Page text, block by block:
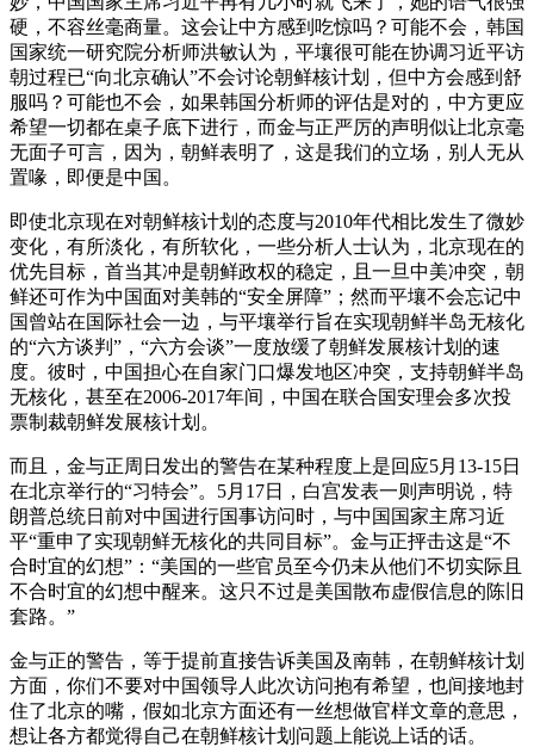
硬，不容丝毫商量。这会让中方感到吃惊吗？可能不会，韩国
国家统一研究院分析师洪敏认为，平壤很可能在协调习近平访
朝过程已“向北京确认”不会讨论朝鲜核计划，但中方会感到舒
服吗？可能也不会，如果韩国分析师的评估是对的，中方更应
希望一切都在桌子底下进行，而金与正严厉的声明似让北京毫
无面子可言，因为，朝鲜表明了，这是我们的立场，别人无从
置喙，即便是中国。
即使北京现在对朝鲜核计划的态度与2010年代相比发生了微妙
变化，有所淡化，有所软化，一些分析人士认为，北京现在的
优先目标，首当其冲是朝鲜政权的稳定，且一旦中美冲突，朝
鲜还可作为中国面对美韩的“安全屏障”；然而平壤不会忘记中
国曾站在国际社会一边，与平壤举行旨在实现朝鲜半岛无核化
的“六方谈判”，“六方会谈”一度放缓了朝鲜发展核计划的速
度。彼时，中国担心在自家门口爆发地区冲突，支持朝鲜半岛
无核化，甚至在2006-2017年间，中国在联合国安理会多次投
票制裁朝鲜发展核计划。
而且，金与正周日发出的警告在某种程度上是回应5月13-15日
在北京举行的“习特会”。5月17日，白宫发表一则声明说，特
朗普总统日前对中国进行国事访问时，与中国国家主席习近
平“重申了实现朝鲜无核化的共同目标”。金与正抨击这是“不
合时宜的幻想”：“美国的一些官员至今仍未从他们不切实际且
不合时宜的幻想中醒来。这只不过是美国散布虚假信息的陈旧
套路。”
金与正的警告，等于提前直接告诉美国及南韩，在朝鲜核计划
方面，你们不要对中国领导人此次访问抱有希望，也间接地封
住了北京的嘴，假如北京方面还有一丝想做官样文章的意思，
想让各方都觉得自己在朝鲜核计划问题上能说上话的话。